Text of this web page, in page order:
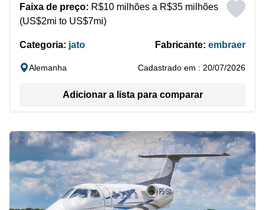
Faixa de preço: R$10 milhões a R$35 milhões
(US$2mi to US$7mi)
Categoria: jato Fabricante: embraer
Alemanha Cadastrado em : 20/07/2026
Adicionar a lista para comparar